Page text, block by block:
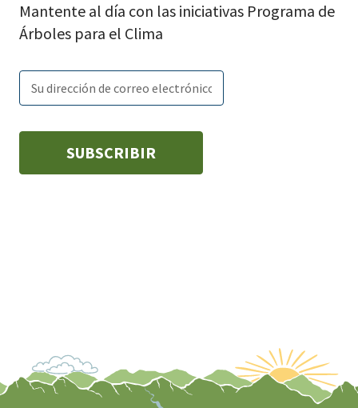
Mantente al día con las iniciativas Programa de
Árboles para el Clima
Email
subscription
settings
Subscribe
tags
Enter
your
email: